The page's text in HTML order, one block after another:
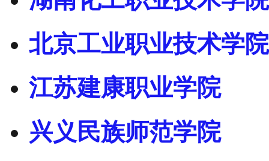
北京工业职业技术学院
江苏建康职业学院
兴义民族师范学院